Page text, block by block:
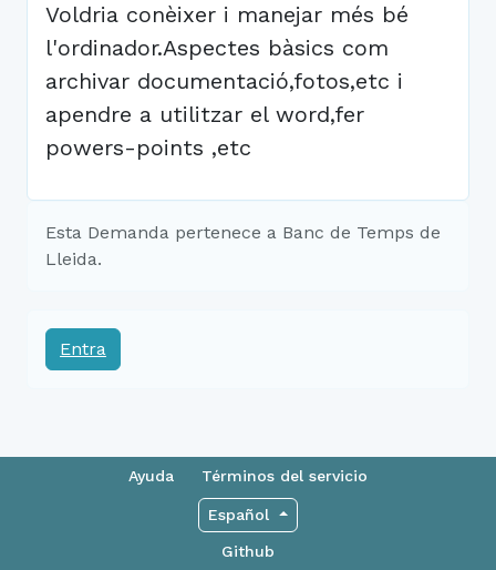
Voldria conèixer i manejar més bé
l'ordinador.Aspectes bàsics com
archivar documentació,fotos,etc i
apendre a utilitzar el word,fer
powers-points ,etc
Esta Demanda pertenece a Banc de Temps de
Lleida.
Entra
Ayuda Términos del servicio
Español
Github